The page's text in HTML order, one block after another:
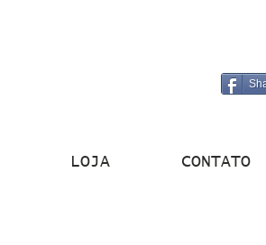
LOJA CONTATO